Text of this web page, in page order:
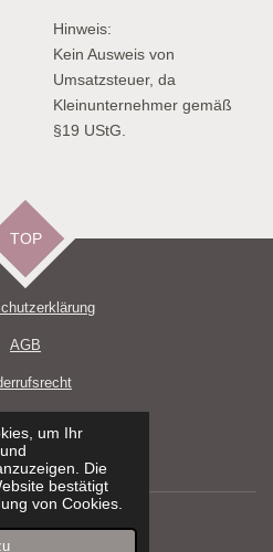
um Ihr
Die
bestätigt
von Cookies.
Hinweis:
Kein Ausweis von
Umsatzsteuer, da
Kleinunternehmer gemäß
§19 UStG.
TOP
g
AGB